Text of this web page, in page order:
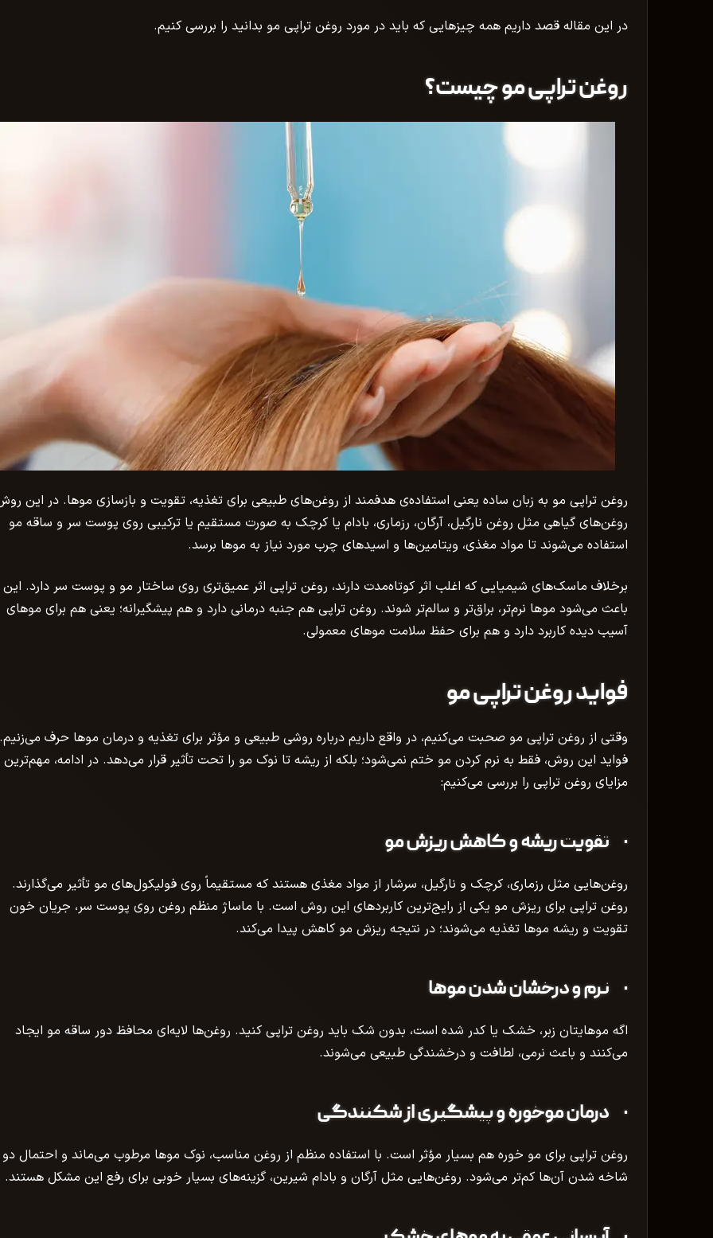
در این مقاله قصد داریم همه چیزهایی که باید در مورد روغن تراپی مو بدانید را بررسی کنیم.
روغن تراپی مو چیست؟
روغن تراپی مو به زبان ساده یعنی استفاده‌ی هدفمند از روغن‌های طبیعی برای تغذیه، تقویت و بازسازی موها. در این
روغن‌های گیاهی مثل روغن نارگیل، آرگان، رزماری، بادام یا کرچک به‌ صورت مستقیم یا ترکیبی روی پوست سر و ساقه مو
استفاده می‌شوند تا مواد مغذی، ویتامین‌ها و اسیدهای چرب مورد نیاز به موها برسد.
برخلاف ماسک‌های شیمیایی که اغلب اثر کوتاه‌مدت دارند، روغن تراپی اثر عمیق‌تری روی ساختار مو و پوست سر دارد. این
باعث می‌شود موها نرم‌تر، براق‌تر و سالم‌تر شوند. روغن تراپی هم جنبه درمانی دارد و هم پیشگیرانه؛ یعنی هم برای موهای
آسیب‌ دیده کاربرد دارد و هم برای حفظ سلامت موهای معمولی.
فواید روغن تراپی مو
وقتی از روغن تراپی مو صحبت می‌کنیم، در واقع داریم درباره روشی طبیعی و مؤثر برای تغذیه و درمان موها حرف می‌زنیم.
فواید این روش، فقط به نرم کردن مو ختم نمی‌شود؛ بلکه از ریشه تا نوک مو را تحت تأثیر قرار می‌دهد. در ادامه، مهم‌ترین
مزایای روغن تراپی را بررسی می‌کنیم:
· تقویت ریشه و کاهش ریزش مو
روغن‌هایی مثل رزماری، کرچک و نارگیل، سرشار از مواد مغذی هستند که مستقیماً روی فولیکول‌های مو تأثیر می‌گذارند.
روغن تراپی برای ریزش مو یکی از رایج‌ترین کاربردهای این روش است. با ماساژ منظم روغن روی پوست سر، جریان خون
تقویت و ریشه موها تغذیه می‌شوند؛ در نتیجه ریزش مو کاهش پیدا می‌کند.
· نرم و درخشان شدن موها
اگه موهایتان زبر، خشک یا کدر شده است، بدون شک باید روغن تراپی کنید. روغن‌ها لایه‌ای محافظ دور ساقه مو ایجاد
می‌کنند و باعث نرمی، لطافت و درخشندگی طبیعی می‌شوند.
· درمان موخوره و پیشگیری از شکنندگی
روغن تراپی برای مو خوره هم بسیار مؤثر است. با استفاده منظم از روغن مناسب، نوک موها مرطوب می‌ماند و احتمال دو
شاخه شدن آن‌ها کم‌تر می‌شود. روغن‌هایی مثل آرگان و بادام شیرین، گزینه‌های بسیار خوبی برای رفع این مشکل هستند.